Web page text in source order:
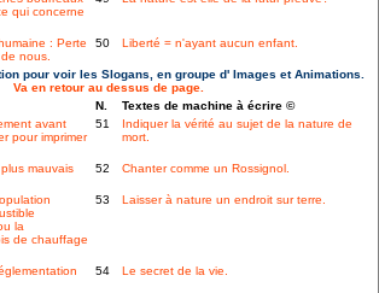
qui concerne
: Perte
nous.
50 Liberté = n'ayant aucun enfant.
pour voir les Slogans, en groupe d' Images et Animations.
Va en retour au dessus de page.
N.
Textes de machine à écrire ©
avant
pour imprimer
51
Indiquer la vérité au sujet de la nature de
mort.
mauvais
52 Chanter comme un Rossignol.
la
de chauffage
53 Laisser à nature un endroit sur terre.
54 Le secret de la vie.